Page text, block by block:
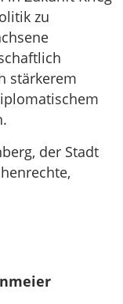
zu
stärkerem
der Stadt